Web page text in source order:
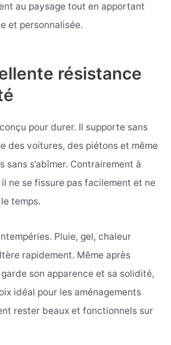
au paysage tout en apportant
et personnalisée.
résistance
pour durer. Il supporte sans
des voitures, des piétons et même
sans s’abîmer. Contrairement à
il ne se fissure pas facilement et ne
temps.
Pluie, gel, chaleur
rapidement. Même après
son apparence et sa solidité,
idéal pour les aménagements
rester beaux et fonctionnels sur